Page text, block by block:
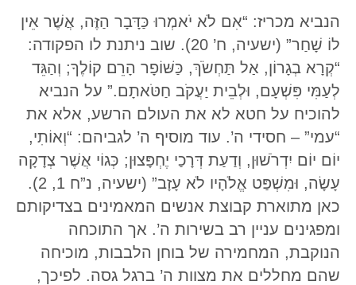
הנביא מכריז: “אִם לֹא יֹאמְרוּ כַּדָּבָר הַזֶּה, אֲשֶׁר אֵין
לוֹ שָׁחַר” (ישעיה, ח’ 20). שוב ניתנת לו הפקודה:
“קְרָא בְגָרוֹן, אַל תַּחְשֹׂךְ, כַּשּׁוֹפָר הָרֵם קוֹלֶךָ; וְהַגֵּד
לְעַמִּי פִּשְׁעָם, וּלְבֵית יַעֲקֹב חַטֹּאתָם.” על הנביא
להוכיח על חטא לא את העולם הרשע, אלא את
“עמי” – חסידי ה’. עוד מוסיף ה’ לגביהם: “וְאוֹתִי,
יוֹם יוֹם יִדְרֹשׁוּן, וְדַעַת דְּרָכַי יֶחְפָּצוּן; כְּגוֹי אֲשֶׁר צְדָקָה
עָשָׂה, וּמִשְׁפַּט אֱלֹהָיו לֹא עָזָב” (ישעיה, נ”ח 1, 2).
כאן מתוארת קבוצת אנשים המאמינים בצדיקותם
ומפגינים עניין רב בשירות ה’. אך התוכחה
הנוקבת, המחמירה של בוחן הלבבות, מוכיחה
שהם מחללים את מצוות ה’ ברגל גסה. לפיכך,